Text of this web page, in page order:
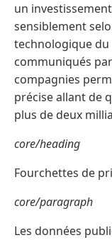
un
sensiblement
technologique du
communiqués
compagnies
précise allant de
plus de deux
core/heading
Fourchettes de
core/paragraph
Les données